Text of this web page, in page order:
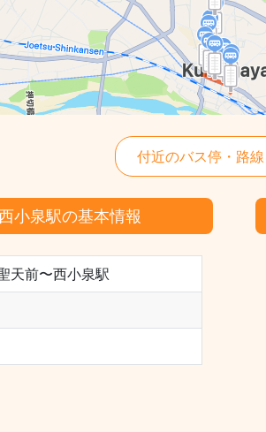
付近のバス停・路
小泉駅の基本情報
天前〜西小泉駅